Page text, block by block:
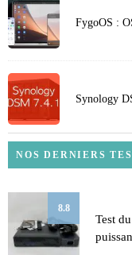
FygoOS :
Synology
NOS DERNIERS
8.8
Test